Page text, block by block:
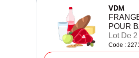
VDM
POUR
Lot De 2
Code :